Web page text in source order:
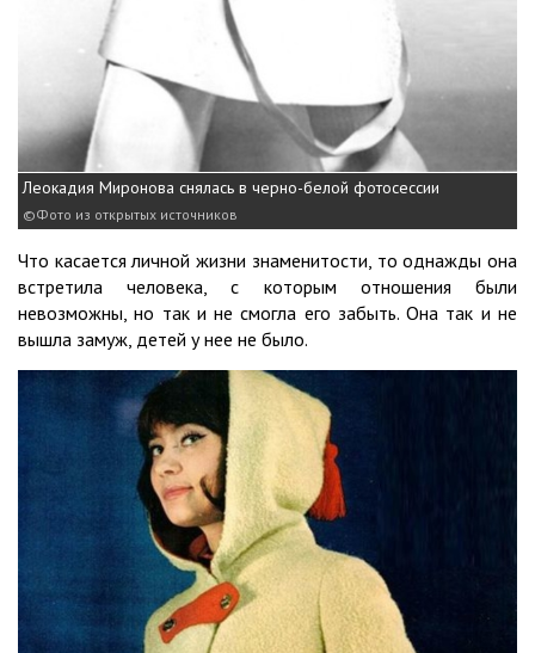
Леокадия Миронова снялась в черно-белой фотосессии
Фото из открытых источников
Что касается личной жизни знаменитости, то однажды она
встретила человека, с которым отношения были
невозможны, но так и не смогла его забыть. Она так и не
вышла замуж, детей у нее не было.